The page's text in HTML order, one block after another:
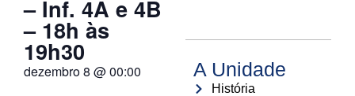
– Inf. 4A e 4B
– 18h às
19h30
dezembro 8 @00:00 A Unidade
História